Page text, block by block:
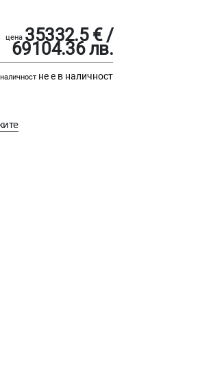
цена 35332.5 € /
69104.36 лв.
наличност не е в наличност